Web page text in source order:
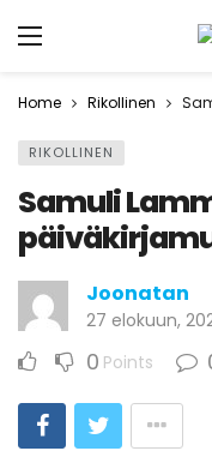
Home Rikollinen
RIKOLLINEN
Samuli
Joonatan
27 elokuun,
0 Points